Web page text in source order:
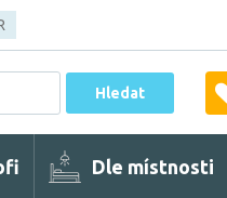
Hledat
Dle místnosti